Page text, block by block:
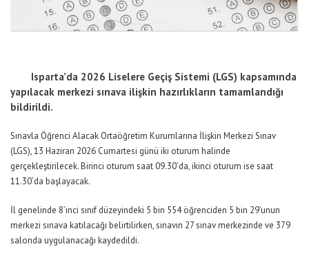
Isparta’da 2026 Liselere Geçiş Sistemi (LGS) kapsamında
yapılacak merkezi sınava ilişkin hazırlıkların tamamlandığı
bildirildi.
Sınavla Öğrenci Alacak Ortaöğretim Kurumlarına İlişkin Merkezi Sınav
(LGS), 13 Haziran 2026 Cumartesi günü iki oturum halinde
gerçekleştirilecek. Birinci oturum saat 09.30’da, ikinci oturum ise saat
11.30’da başlayacak.
İl genelinde 8’inci sınıf düzeyindeki 5 bin 554 öğrenciden 5 bin 29’unun
merkezi sınava katılacağı belirtilirken, sınavın 27 sınav merkezinde ve 379
salonda uygulanacağı kaydedildi.